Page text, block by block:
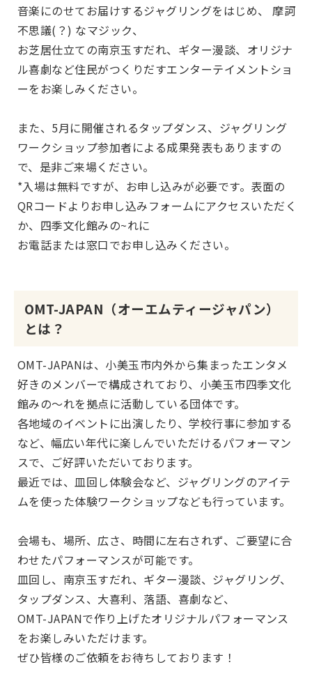
音楽にのせてお届けするジャグリングをはじめ、 摩訶
不思議(？) なマジック、
お芝居仕立ての南京玉すだれ、ギター漫談、オリジナ
ル喜劇など住民がつくりだすエンターテイメントショ
ーをお楽しみください。
また、5月に開催されるタップダンス、ジャグリング
ワークショップ参加者による成果発表もありますの
で、是非ご来場ください。
*入場は無料ですが、お申し込みが必要です。表面の
QRコードよりお申し込みフォームにアクセスいただく
か、四季文化館みの~れに
お電話または窓口でお申し込みください。
OMT-JAPAN（オーエムティージャパン）
とは？
OMT-JAPANは、小美玉市内外から集まったエンタメ
好きのメンバーで構成されており、小美玉市四季文化
館みの～れを拠点に活動している団体です。
各地域のイベントに出演したり、学校行事に参加する
など、幅広い年代に楽しんでいただけるパフォーマン
スで、ご好評いただいております。
最近では、皿回し体験会など、ジャグリングのアイテ
ムを使った体験ワークショップなども行っています。
会場も、場所、広さ、時間に左右されず、ご要望に合
わせたパフォーマンスが可能です。
皿回し、南京玉すだれ、ギター漫談、ジャグリング、
タップダンス、大喜利、落語、喜劇など、
OMT-JAPANで作り上げたオリジナルパフォーマンス
をお楽しみいただけます。
ぜひ皆様のご依頼をお待ちしております！